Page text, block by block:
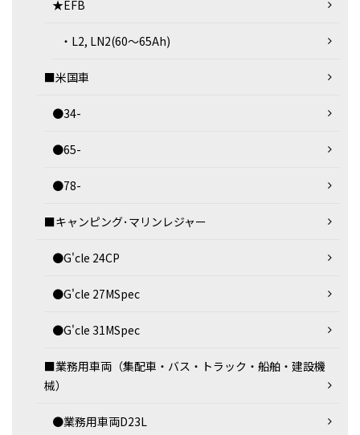
★EFB
・L2, LN2(60～65Ah)
■米国車
●34-
●65-
●78-
■キャンピング･マリンレジャー
●G'cle 24CP
●G'cle 27MSpec
●G'cle 31MSpec
■業務用車両（集配車・バス・トラック・船舶・建設機
械）
●業務用車両D23L